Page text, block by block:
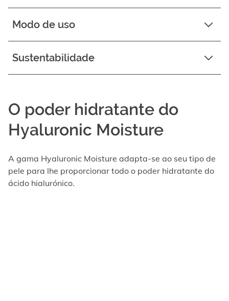
Modo de uso
Sustentabilidade
O poder hidratante do
Hyaluronic Moisture
A gama Hyaluronic Moisture adapta-se ao seu tipo de
pele para lhe proporcionar todo o poder hidratante do
ácido hialurónico.